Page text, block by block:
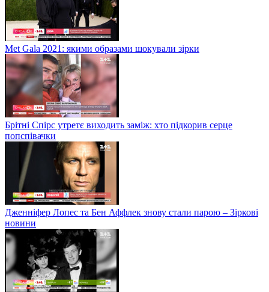
Met Gala 2021: якими образами шокували зірки
Брітні Спірс утретє виходить заміж: хто підкорив серце
попспівачки
Дженніфер Лопес та Бен Аффлек знову стали парою – Зіркові
новини